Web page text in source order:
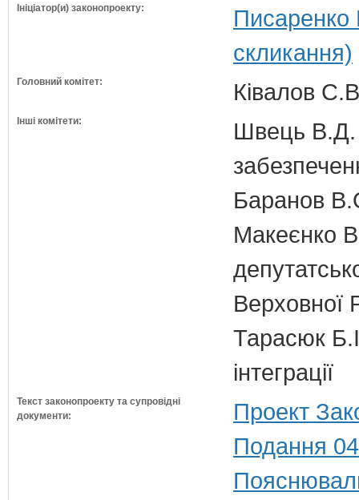
Ініціатор(и) законопроекту:
Писаренко
скликання)
Головний комітет: Ківалов
Інші комітети:
Швець В.Д.
Баранов
Макеєнко
Верховної
Тарасюк
інтеграції
Текст законопроекту та супровідні
документи:
Проект
Подання